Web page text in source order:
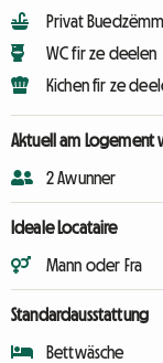
Privat
WC fir ze deelen
Kichen fir ze
Aktuell am Logement
2 Awunner
Ideale Locataire
Mann oder Fra
Standardausstattung
Bettwäsche